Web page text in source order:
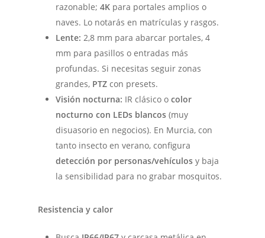
razonable;4K para portales amplios o
naves. Lo notarás en matrículas y rasgos.
Lente: 2,8 mm para abarcar portales, 4
mm para pasillos o entradas más
profundas. Si necesitas seguir zonas
grandes, PTZ con presets.
Visión nocturna: IR clásico ocolor
nocturno con LEDs blancos (muy
disuasorio en negocios). En Murcia, con
tanto insecto en verano, configura
detección por personas/vehículos y baja
la sensibilidad para no grabar mosquitos.
Resistencia y calor